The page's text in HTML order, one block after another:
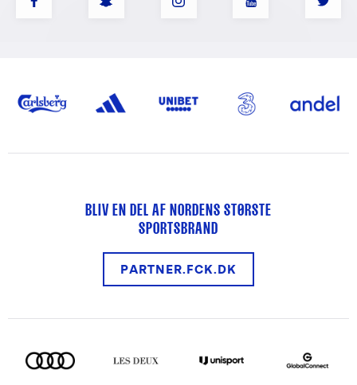
BLIV EN DEL AF NORDENS STØRSTE
SPORTSBRAND
PARTNER.FCK.DK